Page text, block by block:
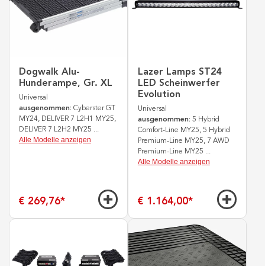
Dogwalk Alu-
Hunderampe, Gr. XL
Universal
ausgenommen: Cyberster GT
MY24, DELIVER 7 L2H1 MY25,
DELIVER 7 L2H2 MY25 ...
Alle Modelle anzeigen
€ 269,76*
Lazer Lamps ST24
LED Scheinwerfer
Evolution
Universal
ausgenommen: 5 Hybrid
Comfort-Line MY25, 5 Hybrid
Premium-Line MY25, 7 AWD
Premium-Line MY25 ...
Alle Modelle anzeigen
€ 1.164,00*